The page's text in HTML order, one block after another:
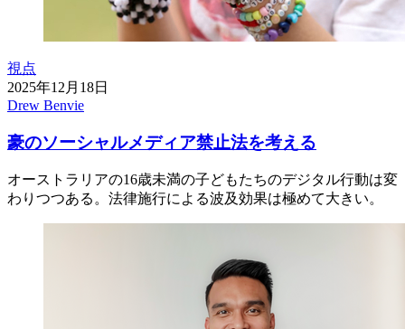
視点
2025年12月18日
Drew Benvie
豪のソーシャルメディア禁止法を考える
オーストラリアの16歳未満の子どもたちのデジタル行動は変
わりつつある。法律施行による波及効果は極めて大きい。